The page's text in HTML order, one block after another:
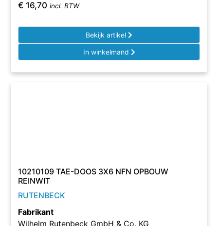
€ 16,70 incl. BTW
Bekijk artikel
In winkelmand
10210109 TAE-DOOS 3X6 NFN OPBOUW
REINWIT
RUTENBECK
Fabrikant
Wilhelm Rutenbeck GmbH & Co. KG